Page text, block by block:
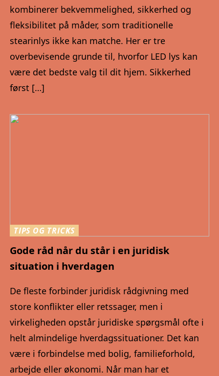
kombinerer bekvemmelighed, sikkerhed og
fleksibilitet på måder, som traditionelle
stearinlys ikke kan matche. Her er tre
overbevisende grunde til, hvorfor LED lys kan
være det bedste valg til dit hjem. Sikkerhed
først […]
TIPS OG TRICKS
Gode råd når du står i en juridisk
situation i hverdagen
De fleste forbinder juridisk rådgivning med
store konflikter eller retssager, men i
virkeligheden opstår juridiske spørgsmål ofte i
helt almindelige hverdagssituationer. Det kan
være i forbindelse med bolig, familieforhold,
arbejde eller økonomi. Når man har et